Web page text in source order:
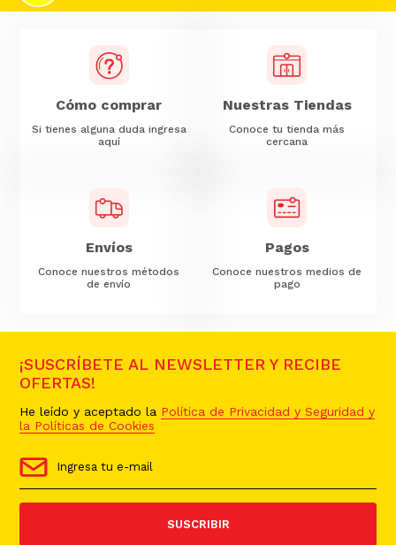
Cómo comprar
Si tienes alguna duda ingresa
aquí
Nuestras Tiendas
Conoce tu tienda más
cercana
Envíos
Conoce nuestros métodos
de envío
Pagos
Conoce nuestros medios de
pago
¡SUSCRÍBETE AL NEWSLETTER Y RECIBE
OFERTAS!
He leído y aceptado la Política de Privacidad y Seguridad y
la Políticas de Cookies
SUSCRIBIR